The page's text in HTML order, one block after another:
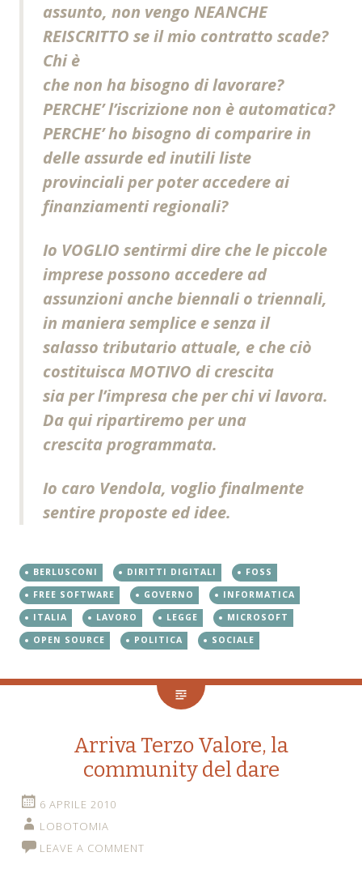
assunto, non vengo NEANCHE
REISCRITTO se il mio contratto scade?
Chi è
che non ha bisogno di lavorare?
PERCHE’ l’iscrizione non è automatica?
PERCHE’ ho bisogno di comparire in
delle assurde ed inutili liste
provinciali per poter accedere ai
finanziamenti regionali?
Io VOGLIO sentirmi dire che le piccole
imprese possono accedere ad
assunzioni anche biennali o triennali,
in maniera semplice e senza il
salasso tributario attuale, e che ciò
costituisca MOTIVO di crescita
sia per l’impresa che per chi vi lavora.
Da qui ripartiremo per una
crescita programmata.
Io caro Vendola, voglio finalmente
sentire proposte ed idee.
BERLUSCONI DIRITTI DIGITALI
FOSS
FREE SOFTWARE
GOVERNO
INFORMATICA
ITALIA
LAVORO LEGGE
MICROSOFT
OPEN SOURCE
POLITICA SOCIALE
Arriva Terzo Valore, la
community del dare
6 APRILE 2010
LOBOTOMIA
LEAVE A COMMENT